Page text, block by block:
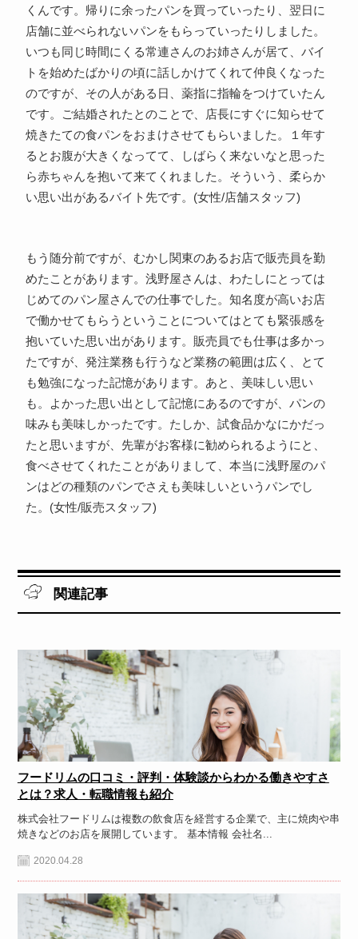
くんです。帰りに余ったパンを買っていったり、翌日に
店舗に並べられないパンをもらっていったりしました。
いつも同じ時間にくる常連さんのお姉さんが居て、バイ
トを始めたばかりの頃に話しかけてくれて仲良くなった
のですが、その人がある日、薬指に指輪をつけていたん
です。ご結婚されたとのことで、店長にすぐに知らせて
焼きたての食パンをおまけさせてもらいました。１年す
るとお腹が大きくなってて、しばらく来ないなと思った
ら赤ちゃんを抱いて来てくれました。そういう、柔らか
い思い出があるバイト先です。(女性/店舗スタッフ)
もう随分前ですが、むかし関東のあるお店で販売員を勤
めたことがあります。浅野屋さんは、わたしにとっては
じめてのパン屋さんでの仕事でした。知名度が高いお店
で働かせてもらうということについてはとても緊張感を
抱いていた思い出があります。販売員でも仕事は多かっ
たですが、発注業務も行うなど業務の範囲は広く、とて
も勉強になった記憶があります。あと、美味しい思い
も。よかった思い出として記憶にあるのですが、パンの
味みも美味しかったです。たしか、試食品かなにかだっ
たと思いますが、先輩がお客様に勧められるようにと、
食べさせてくれたことがありまして、本当に浅野屋のパ
ンはどの種類のパンでさえも美味しいというパンでし
た。(女性/販売スタッフ)
関連記事
フードリムの口コミ・評判・体験談からわかる働きやすさ
とは？求人・転職情報も紹介
株式会社フードリムは複数の飲食店を経営する企業で、主に焼肉や串
焼きなどのお店を展開しています。 基本情報 会社名...
2020.04.28